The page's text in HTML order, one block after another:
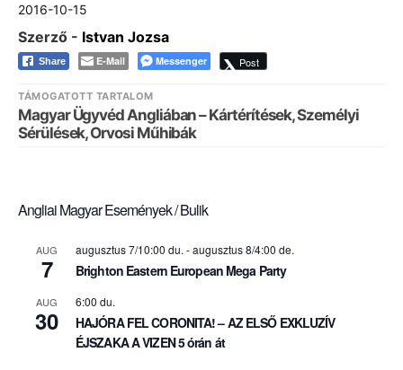
2016-10-15
Szerző - Istvan Jozsa
Share E-Mail Messenger Post
TÁMOGATOTT TARTALOM
Magyar Ügyvéd Angliában – Kártérítések, Személyi
Sérülések, Orvosi Műhibák
Angliai Magyar Események / Bulik
AUG
7
augusztus 7/10:00 du. -augusztus 8/4:00 de.
Brighton Eastern European Mega Party
AUG
30
6:00 du.
HAJÓRA FEL CORONITA! – AZ ELSŐ EXKLUZÍV
ÉJSZAKA A VIZEN 5 órán át